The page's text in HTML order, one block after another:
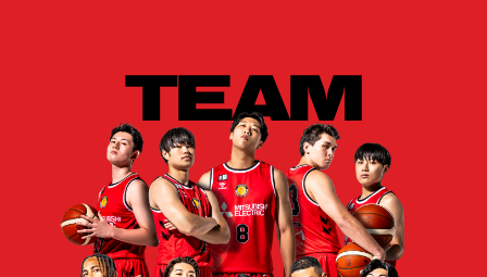
せていただきます。
また、小さなお子さまの観戦はご遠慮いただきますようお
願いいたします。
選手やボールが飛び込んでくる可能性がございます。
お客さまの安全のため、未就学児童の膝上観戦は禁止とさ
せていただきます。
また、小さなお子さまの観戦はご遠慮いただきますようお
せていただきます。
また、小さなお子さまの観戦はご遠慮いただきますようお
願いいたします。
Special ¥6,900 / High ¥5,900 / Middle ¥4,900 / Low
カップホルダー付
カップホルダー付
クラブロゴ入りハイグレードシート
カップホルダー付
単席での販売はございません。
プレミアムラウンジ利用権
専用エントランス入場権
プレミアムボックス専用ソファシート
テーブル付
カップホルダー付
Special ¥3,500 / High ¥3,000 / Middle ¥2,500 /
RAISE THE REDシートA
一般
Special ¥5,900 / High ¥4,900 / Middle ¥3,900 /
Low ¥2,900
FC
Special ¥3,000 / High ¥2,500 / Middle ¥2,000 /
Low ¥1,500
カップホルダー付
前売販売のみとなります。当日券のお取り扱いはございま
2F車いす席をご購入の方は駐車場をご利用いただけます。
※駐車場のご案内はチケット購入後、個別ご連絡いたします。（試
合1週間前を目安。試合日から1週間以内にご購入の場合、適宜）
4F車いす席には駐車場利用が付帯しておりませんので予め
ご了承ください。